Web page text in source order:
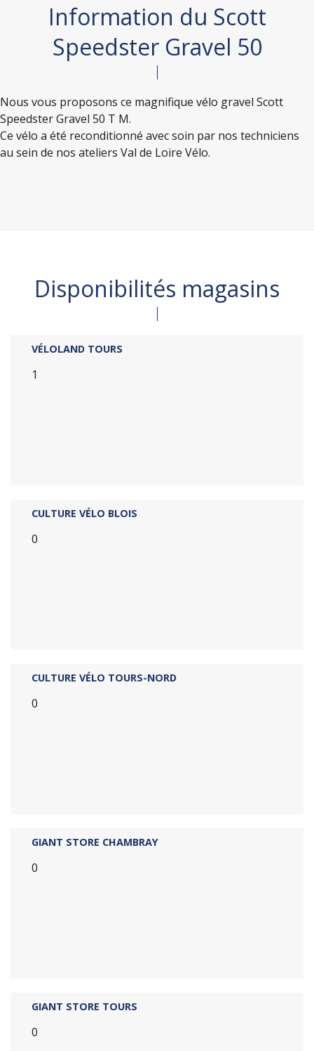
Information du Scott
Speedster Gravel 50
Nous vous proposons ce magnifique vélo gravel Scott
Speedster Gravel 50 T M.
Ce vélo a été reconditionné avec soin par nos techniciens
au sein de nos ateliers Val de Loire Vélo.
Disponibilités magasins
VÉLOLAND TOURS
1
CULTURE VÉLO BLOIS
0
CULTURE VÉLO TOURS-NORD
0
GIANT STORE CHAMBRAY
0
GIANT STORE TOURS
0